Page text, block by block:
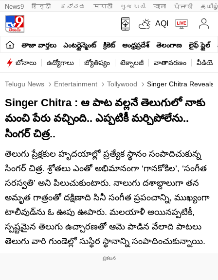
News9 हिन्दी ಕನ್ನಡ मराठी ગુજરાતી বাংলা ਪੰਜਾਬੀ
AQI
తాజా వార్తలు ఎంటర్టైన్మెంట్ క్రికెట్ ఆంధ్రప్రదేశ్ తెలంగాణ లైఫ్ స్టైల్
బోనాలు ఉద్యోగాలు జ్యోతిష్యం టెక్నాలజీ వాతావరణం
Telugu News Entertainment Tollywood Singer Chitra Reveals
Singer Chitra : ఆ పాట వల్లనే తెలుగులో నాకు
మంచి పేరు వచ్చింది.. ఎప్పటికీ మర్చిపోలేను..
సింగర్ చిత్ర..
తెలుగు ప్రేక్షకుల హృదయాల్లో ప్రత్యేక స్థానం సంపాదిచుకున్న
సింగర్ చిత్ర. శ్రోతలు ఎంతో అభిమానంగా ‘గానకోకిల’, ‘సంగీత
సరస్వతి’ అని పిలుచుకుంటారు. నాలుగు దశాబ్దాలుగా తన
అమృత గాత్రంతో దక్షిణాది సినీ సంగీత ప్రపంచాన్ని, ముఖ్యంగా
టాలీవుడ్‌ను ఓ ఊపు ఊపారు. మలయాళీ అయినప్పటికీ,
స్పష్టమైన తెలుగు ఉచ్చారణతో ఆమె పాడిన వేలాది పాటలు
తెలుగు వారి గుండెల్లో సుస్థిర స్థానాన్ని సంపాదించుకున్నాయి.